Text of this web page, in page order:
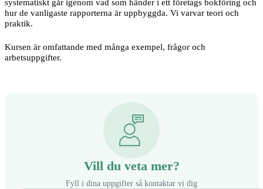
systematiskt går igenom vad som händer i ett företags bokföring och
hur de vanligaste rapporterna är uppbyggda. Vi varvar teori och
praktik.
Kursen är omfattande med många exempel, frågor och
arbetsuppgifter.
Vill du veta mer?
Fyll i dina uppgifter så kontaktar vi dig